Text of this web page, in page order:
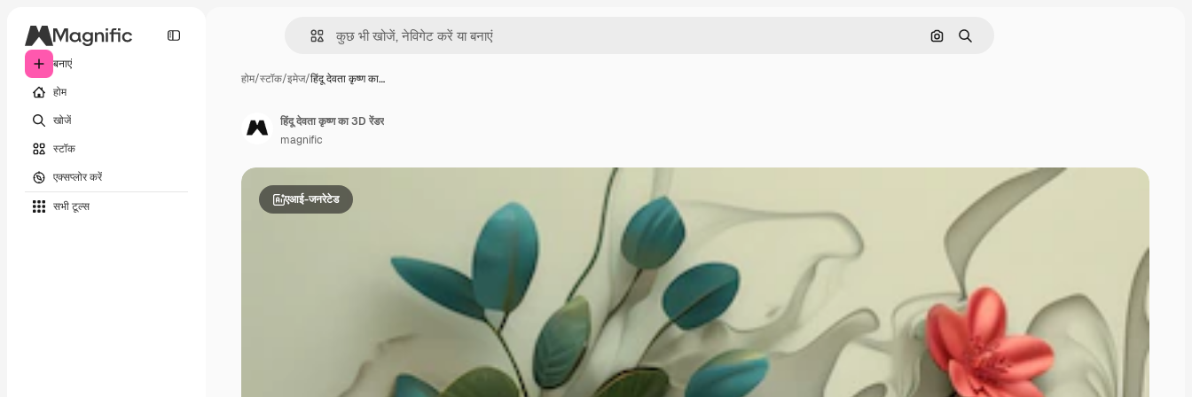
बनाएं
होम
खोजें
स्टॉक
एक्सप्लोर करें
सभी टूल्‍स
इमेज से खोजें
खोजें
होम/स्टॉक/इमेज/हिंदू देवता कृष्ण का…
एआई-जनरेटेड
हिंदू देवता कृष्ण का 3D रेंडर
magnific